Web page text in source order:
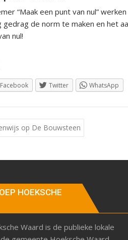
“Maak een punt van nul”
gedrag de norm te maken en het
nul!
Facebook Twitter WhatsApp
op De Bouwsteen
HOEKSCHE
Waard is de publieke lokale